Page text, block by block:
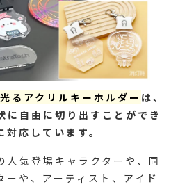
るアクリルキーホルダー は、
に自由に切り出すことができ
応しています。
人気登場キャラクターや、同
ーや、アーティスト、アイド